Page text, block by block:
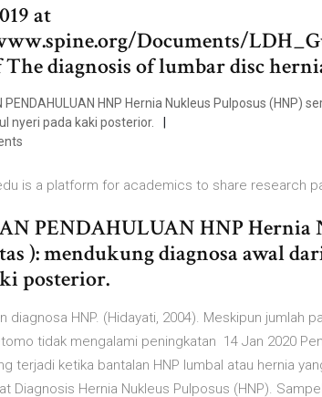
at
Documents/
The diagnosis of lumbar disc
PENDAHULUAN HNP Hernia Nukleus Pulposus (HNP)
nyeri pada kaki posterior.
is a platform for academics to share research
PENDAHULUAN HNP Hernia
): mendukung diagnosa awal
posterior.
diagnosa HNP. (Hidayati, 2004). Meskipun jumlah
tidak mengalami peningkatan 14 Jan 2020
terjadi ketika bantalan HNP lumbal atau hernia
Diagnosis Hernia Nukleus Pulposus (HNP).